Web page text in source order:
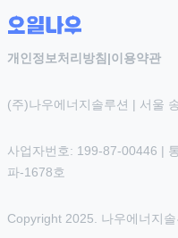
개인정보처리방침 |이용약관
(주)나우에너지솔루션 | 서울
사업자번호: 199-87-00446 |
파-1678호
Copyright 2025. 나우에너지